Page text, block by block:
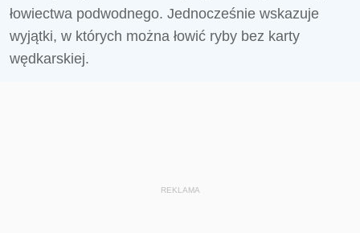
łowiectwa podwodnego. Jednocześnie wskazuje
wyjątki, w których można łowić ryby bez karty
wędkarskiej.
REKLAMA